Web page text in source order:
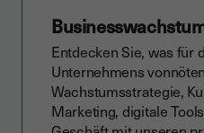
Entdecken Sie, was für
Unternehmens
Wachstumsstrategie,
Marketing, digitale